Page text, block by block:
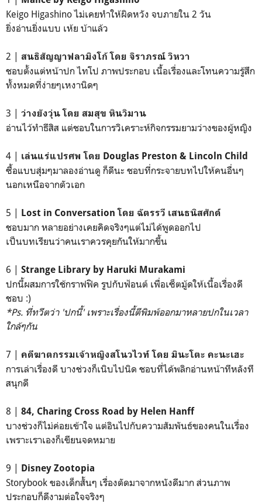
Keigo Higashino ไม่เคยทำให้ผิดหวัง จบภายใน 2 วัน
ยิ่งอ่านยิ่งแบบ เห้ย บ้าแล้ว
2 | สนธิสัญญาฟลามิงโก้ โดย จิราภรณ์ วิหวา
ชอบตั้งแต่หน้าปก ไทโป ภาพประกอบ เนื้อเรื่องและโทนความรู้สึก
ทั้งหมดที่ง่ายๆเหงานิดๆ
3 | ว่างยังวุ่น โดย สมสุข หินวิมาน
อ่านไว้ทำธีสิส แต่ชอบในการวิเคราะห์กิจกรรมยามว่างของผู้หญิง
4 | เล่นแร่แปรศพ โดย Douglas Preston & Lincoln Child
ซื้อแบบสุ่มๆมาลองอ่านดู ก็ดีนะ ชอบที่กระจายบทไปให้คนอื่นๆ
นอกเหนือจากตัวเอก
5 | Lost in Conversation โดย ฉัตรรวี เสนธนิสศักด์
ชอบมาก หลายอย่างเคยคิดจริงๆแต่ไม่ได้พูดออกไป
เป็นบทเรียนว่าคนเราควรคุยกันให้มากขึ้น
6 | Strange Library by Haruki Murakami
ปกนี้ผสมการใช้กราฟฟิค รูปกับฟ้อนต์ เพื่อเซ็ตมู้ดให้เนื้อเรื่องดี
ชอบ :)
*Ps. ที่ทวีตว่า 'ปกนี้' เพราะเรื่องนี้ตีพิมพ์ออกมาหลายปกในเวลา
ใกล้ๆกัน
7 | คดีฆาตกรรมเจ้าหญิงสโนวไวท์ โดย มินะโตะ คะนะเฮะ
การเล่าเรื่องดี บางช่วงก็เนิบไปนิด ชอบที่ได้พลิกอ่านหน้าทีหลังที
สนุกดี
8 | 84, Charing Cross Road by Helen Hanff
บางช่วงก็ไม่ค่อยเข้าใจ แต่อินไปกับความสัมพันธ์ของคนในเรื่อง
เพราะเราเองก็เขียนจดหมาย
9 | Disney Zootopia
Storybook ของเด็กสั้นๆ เรื่องตัดมาจากหนังดีมาก ส่วนภาพ
ประกอบก็ดีงามต่อใจจริงๆ